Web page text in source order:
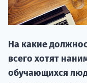
На какие
всего хотят
обучающихся